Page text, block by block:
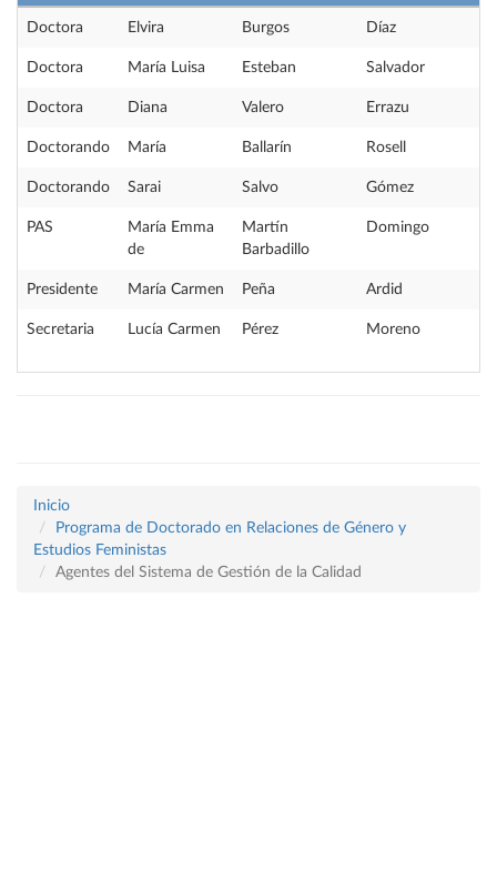
Doctora Elvira Burgos Díaz
Doctora María Luisa Esteban Salvador
Doctora Diana Valero Errazu
Doctorando María Ballarín Rosell
Doctorando Sarai Salvo Gómez
PAS
María Emma
de
Martín
Barbadillo
Domingo
Presidente María Carmen Peña Ardid
Secretaria Lucía Carmen Pérez Moreno
Inicio
Programa de Doctorado en Relaciones de Género y
Estudios Feministas
Agentes del Sistema de Gestión de la Calidad